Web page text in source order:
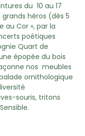
du 10 au 17
héros (dès 5
au Cor », par la
poétiques
Quart de
épopée du bois
nos meubles
ornithologique
souris, tritons